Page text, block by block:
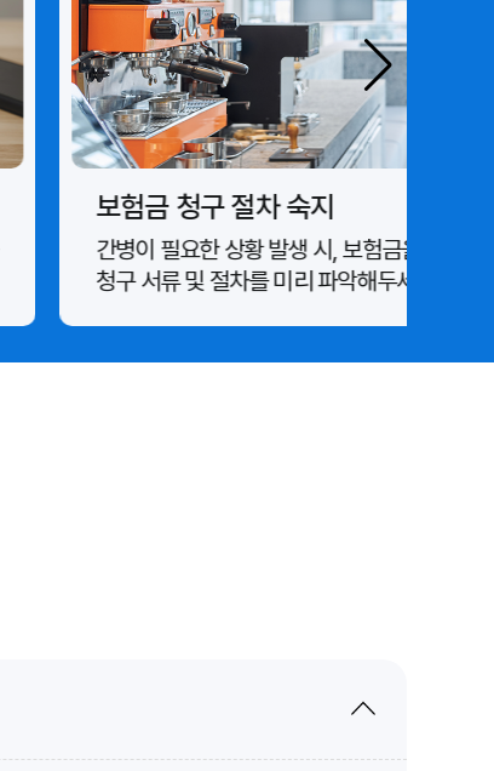
보험금 청구 절차 숙지
간병이 필요한 상황 발생 시, 보험금을 원활
청구 서류 및 절차를 미리 파악해두세요.